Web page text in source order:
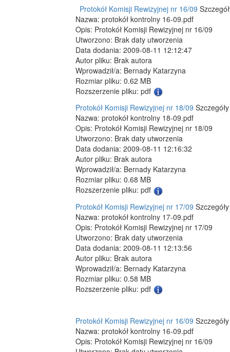
Protokół Komisji Rewizyjnej nr 16/09
Nazwa: protokół kontrolny 16-09.pdf
Opis: Protokół Komisji Rewizyjnej nr 16/09
Utworzono: Brak daty utworzenia
Data dodania: 2009-08-11 12:12:47
Autor pliku: Brak autora
Wprowadził/a: Bernady Katarzyna
Rozmiar pliku: 0.62 MB
Rozszerzenie pliku: pdf
Protokół Komisji Rewizyjnej nr 18/09
Nazwa: protokół kontrolny 18-09.pdf
Opis: Protokół Komisji Rewizyjnej nr 18/09
Utworzono: Brak daty utworzenia
Data dodania: 2009-08-11 12:16:32
Autor pliku: Brak autora
Wprowadził/a: Bernady Katarzyna
Rozmiar pliku: 0.68 MB
Rozszerzenie pliku: pdf
Protokół Komisji Rewizyjnej nr 17/09
Nazwa: protokół kontrolny 17-09.pdf
Opis: Protokół Komisji Rewizyjnej nr 17/09
Utworzono: Brak daty utworzenia
Data dodania: 2009-08-11 12:13:56
Autor pliku: Brak autora
Wprowadził/a: Bernady Katarzyna
Rozmiar pliku: 0.58 MB
Rozszerzenie pliku: pdf
Protokół Komisji Rewizyjnej nr 16/09
Nazwa: protokół kontrolny 16-09.pdf
Opis: Protokół Komisji Rewizyjnej nr 16/09